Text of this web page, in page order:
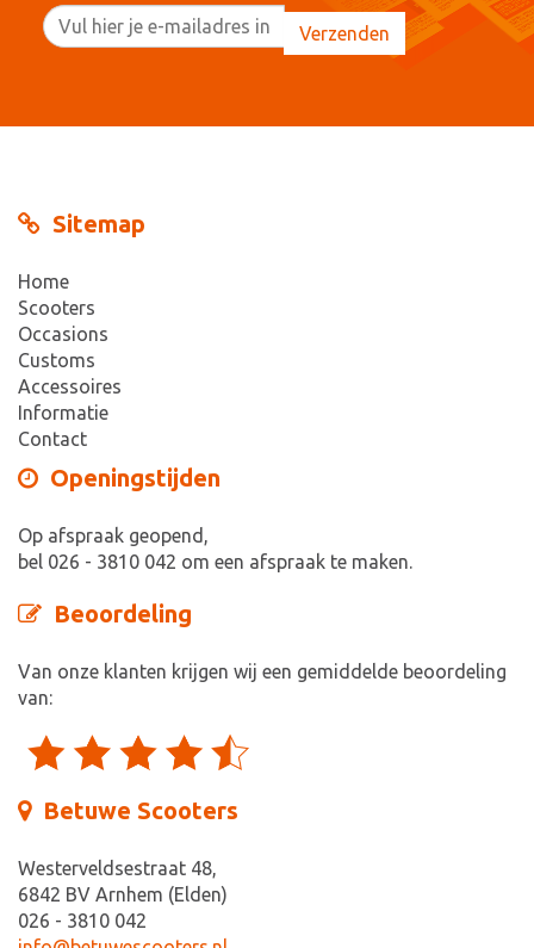
Sitemap
Home
Scooters
Occasions
Customs
Accessoires
Informatie
Contact
Openingstijden
Op afspraak geopend,
bel 026 - 3810 042 om een afspraak te maken.
Beoordeling
Van onze klanten krijgen wij een gemiddelde beoordeling
van:
Betuwe Scooters
Westerveldsestraat 48,
6842 BV Arnhem (Elden)
026 - 3810 042